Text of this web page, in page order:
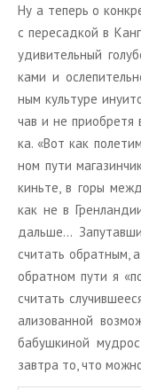
Ну а те­перь о
с пе­ре­сад­кой в
уди­ви­тель­ный
ка­ми и
ным куль­ту­ре
чав и не при­об­ре­тя
ка. «Вот как
ном пути
кинь­те, в горы
как не в
даль­ше…
счи­тать об­рат­ным,
об­рат­ном пути я
счи­тать
а­ли­зо­ван­ной
ба­буш­ки­ной
зав­тра то, что